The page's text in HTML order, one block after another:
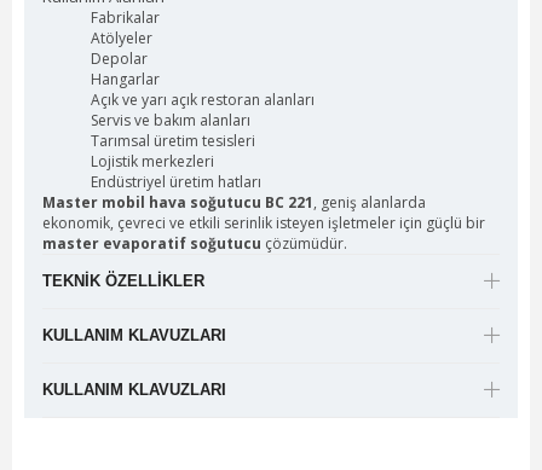
Fabrikalar
Atölyeler
Depolar
Hangarlar
Açık ve yarı açık restoran alanları
Servis ve bakım alanları
Tarımsal üretim tesisleri
Lojistik merkezleri
Endüstriyel üretim hatları
Master mobil hava soğutucu BC 221, geniş alanlarda
ekonomik, çevreci ve etkili serinlik isteyen işletmeler için güçlü bir
master evaporatif soğutucu çözümüdür.
TEKNIK ÖZELLIKLER
KULLANIM KLAVUZLARI
KULLANIM KLAVUZLARI